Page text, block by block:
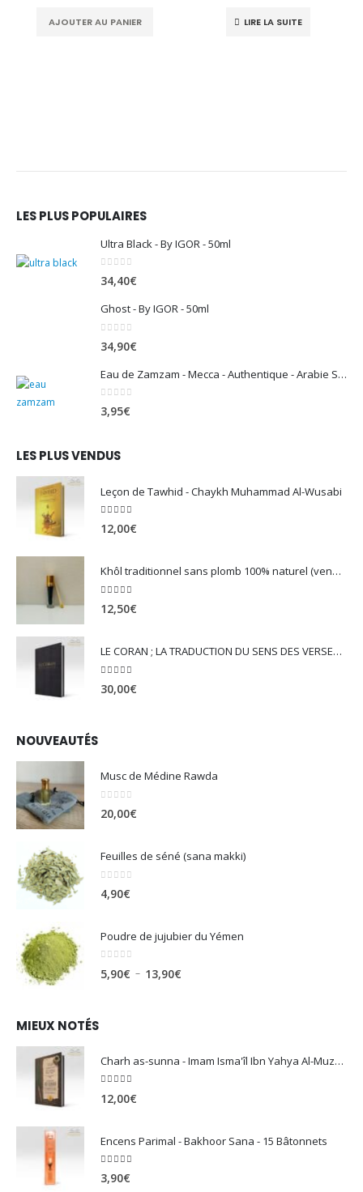
AJOUTER AU PANIER LIRE LA SUITE
LES PLUS POPULAIRES
Ultra Black - By IGOR - 50ml
0sur 5
34,40€
Ghost - By IGOR - 50ml
0sur 5
34,90€
Eau de Zamzam - Mecca - Authentique - Arabie Saoudite - 500 ml
0sur 5
3,95€
LES PLUS VENDUS
Leçon de Tawhid - Chaykh Muhammad Al-Wusabi
5.00sur 5
12,00€
Khôl traditionnel sans plomb 100% naturel (vendu avec son mirwed)
4.82sur 5
12,50€
LE CORAN ; LA TRADUCTION DU SENS DES VERSET - EDITION TAWBAH
5.00sur 5
30,00€
NOUVEAUTÉS
Musc de Médine Rawda
0sur 5
20,00€
Feuilles de séné (sana makki)
0 sur 5
4,90€
Poudre de jujubier du Yémen
0sur 5
5,90€ – 13,90€
13,90€
MIEUX NOTÉS
Charh as-sunna - Imam Isma'îl Ibn Yahya Al-Muzanî
5.00sur 5
12,00€
Encens Parimal - Bakhoor Sana - 15 Bâtonnets
5.00sur 5
3,90€